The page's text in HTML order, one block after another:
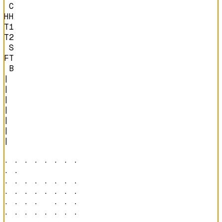
C
HH
T1
T2
S
FT
B
|
|
|
|
|
|
|
· · · · · · · ·
· ·
· · · · · · · ·
· · · · · · · ·
· · · ·   · · ·
· · · · · · · ·